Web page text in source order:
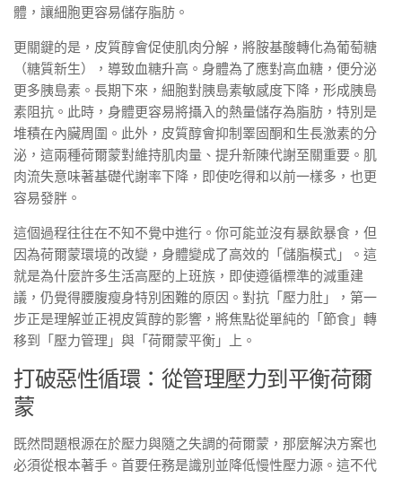
體，讓細胞更容易儲存脂肪。
更關鍵的是，皮質醇會促使肌肉分解，將胺基酸轉化為葡萄糖
（糖質新生），導致血糖升高。身體為了應對高血糖，便分泌
更多胰島素。長期下來，細胞對胰島素敏感度下降，形成胰島
素阻抗。此時，身體更容易將攝入的熱量儲存為脂肪，特別是
堆積在內臟周圍。此外，皮質醇會抑制睪固酮和生長激素的分
泌，這兩種荷爾蒙對維持肌肉量、提升新陳代謝至關重要。肌
肉流失意味著基礎代謝率下降，即使吃得和以前一樣多，也更
容易發胖。
這個過程往往在不知不覺中進行。你可能並沒有暴飲暴食，但
因為荷爾蒙環境的改變，身體變成了高效的「儲脂模式」。這
就是為什麼許多生活高壓的上班族，即使遵循標準的減重建
議，仍覺得腰腹瘦身特別困難的原因。對抗「壓力肚」，第一
步正是理解並正視皮質醇的影響，將焦點從單純的「節食」轉
移到「壓力管理」與「荷爾蒙平衡」上。
打破惡性循環：從管理壓力到平衡荷爾
蒙
既然問題根源在於壓力與隨之失調的荷爾蒙，那麼解決方案也
必須從根本著手。首要任務是識別並降低慢性壓力源。這不代